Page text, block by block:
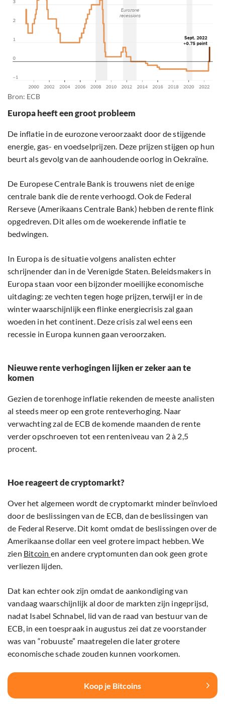
Bron: ECB
Europa heeft een groot probleem
De inflatie in de eurozone veroorzaakt door de stijgende
energie, gas- en voedselprijzen. Deze prijzen stijgen op hun
beurt als gevolg van de aanhoudende oorlog in Oekraïne.
De Europese Centrale Bank is trouwens niet de enige
centrale bank die de rente verhoogd. Ook de Federal
Rerseve (Amerikaans Centrale Bank) hebben de rente flink
opgedreven. Dit alles om de woekerende inflatie te
bedwingen.
In Europa is de situatie volgens analisten echter
schrijnender dan in de Verenigde Staten. Beleidsmakers in
Europa staan voor een bijzonder moeilijke economische
uitdaging: ze vechten tegen hoge prijzen, terwijl er in de
winter waarschijnlijk een flinke energiecrisis zal gaan
woeden in het continent. Deze crisis zal wel eens een
recessie in Europa kunnen gaan veroorzaken.
Nieuwe rente verhogingen lijken er zeker aan te
komen
Gezien de torenhoge inflatie rekenden de meeste analisten
al steeds meer op een grote renteverhoging. Naar
verwachting zal de ECB de komende maanden de rente
verder opschroeven tot een renteniveau van 2 à 2,5
procent.
Hoe reageert de cryptomarkt?
Over het algemeen wordt de cryptomarkt minder beïnvloed
door de beslissingen van de ECB, dan de beslissingen van
de Federal Reserve. Dit komt omdat de beslissingen over de
Amerikaanse dollar een veel grotere impact hebben. We
zien Bitcoin en andere cryptomunten dan ook geen grote
verliezen lijden.
Dat kan echter ook zijn omdat de aankondiging van
vandaag waarschijnlijk al door de markten zijn ingeprijsd,
nadat Isabel Schnabel, lid van de raad van bestuur van de
ECB, in een toespraak in augustus zei dat ze voorstander
was van “robuuste” maatregelen die later grotere
economische schade zouden kunnen voorkomen.
Koop je Bitcoins